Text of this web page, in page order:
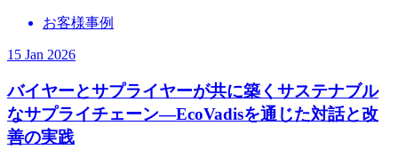
お客様事例
15 Jan 2026
バイヤーとサプライヤーが共に築くサステナブル
なサプライチェーン―EcoVadisを通じた対話と改
善の実践